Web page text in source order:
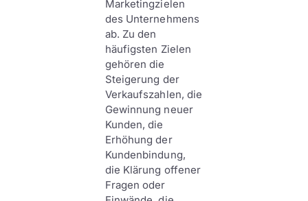
Marketingzielen
des Unternehmens
ab. Zu den
häufigsten Zielen
gehören die
Steigerung der
Verkaufszahlen, die
Gewinnung neuer
Kunden, die
Erhöhung der
Kundenbindung,
die Klärung offener
Fragen oder